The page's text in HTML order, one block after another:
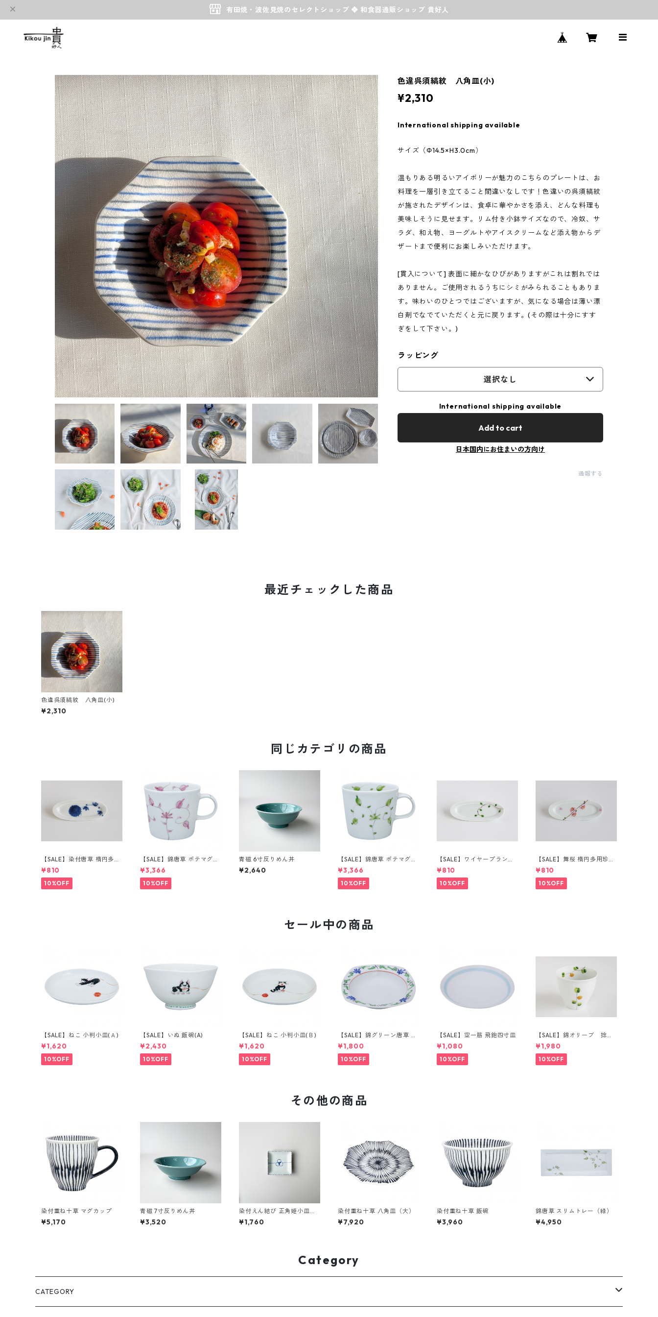
有田焼・波佐見焼のセレクトショップ ❖ 和食器通販ショップ 貴好人
色違呉須縞紋 八角皿(小)
¥2,310
International shipping available
サイズ（Φ14.5×H3.0cm）
温もりある明るいアイボリーが魅力のこちらのプレートは、お
料理を一層引き立てること間違いなしです！色違いの呉須縞紋
が施されたデザインは、食卓に華やかさを添え、どんな料理も
美味しそうに見せます。リム付き小鉢サイズなので、冷奴、サ
ラダ、和え物、ヨーグルトやアイスクリームなど添え物からデ
ザートまで便利にお楽しみいただけます。
[貫入について] 表面に細かなひびがありますがこれは割れでは
ありません。ご使用されるうちにシミがみられることもありま
す。味わいのひとつではございますが、気になる場合は薄い漂
白剤でなでていただくと元に戻ります。(その際は十分にすす
ぎをして下さい。)
ラッピング
選択なし
International shipping available
Add to cart
日本国内にお住まいの方向け
通報する
最近チェックした商品
色違呉須縞紋 八角皿(小)
¥2,310
同じカテゴリの商品
【SALE】染付唐草 楕円多用
珍味皿
¥810
10%OFF
【SALE】錦唐草 ポテマグカ
ップ(ピンク)
¥3,366
10%OFF
青磁 6寸反りめん丼
¥2,640
【SALE】錦唐草 ポテマグカ
ップ(グリーン )
¥3,366
10%OFF
【SALE】ワイヤープランツ
楕円多用珍味皿
¥810
10%OFF
【SALE】舞桜 楕円多用珍味
皿
¥810
10%OFF
セール中の商品
【SALE】ねこ 小判小皿(Ａ)
¥1,620
10%OFF
【SALE】いぬ 飯碗(A)
¥2,430
10%OFF
【SALE】ねこ 小判小皿(Ｂ)
¥1,620
10%OFF
【SALE】錦グリーン唐草 取
鉢
¥1,800
10%OFF
【SALE】空一筋 飛鉋四寸皿
¥1,080
10%OFF
【SALE】錦オリーブ 捻り
湯呑（橙）
¥1,980
10%OFF
その他の商品
染付重ね十草 マグカップ
¥5,170
青磁 7寸反りめん丼
¥3,520
染付えん結び 正角姫小皿
（大）
¥1,760
染付重ね十草 八角皿（大）
¥7,920
染付重ね十草 飯碗
¥3,960
錦唐草 スリムトレー（緑）
¥4,950
Category
CATEGORY